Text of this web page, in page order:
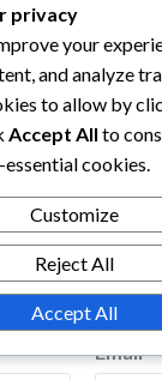
Email*
privacy
your
and analyze
to allow by
Accept All to
cookies.
Customize
Reject All
Accept All